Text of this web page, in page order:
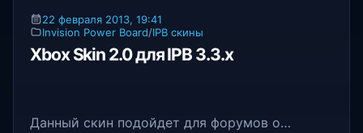
22 февраля 2013, 19:41
Invision Power Board/IPB скины
Xbox Skin 2.0 для IPB 3.3.x
Данный скин подойдет для форумов о